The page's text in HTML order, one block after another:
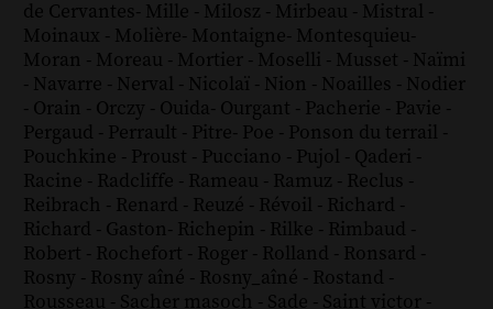
de Cervantes- Mille - Milosz - Mirbeau - Mistral -
Moinaux - Molière- Montaigne- Montesquieu-
Moran - Moreau - Mortier - Moselli - Musset - Naïmi
- Navarre - Nerval - Nicolaï - Nion - Noailles - Nodier
- Orain - Orczy - Ouida- Ourgant - Pacherie - Pavie -
Pergaud - Perrault - Pitre- Poe - Ponson du terrail -
Pouchkine - Proust - Pucciano - Pujol - Qaderi -
Racine - Radcliffe - Rameau - Ramuz - Reclus -
Reibrach - Renard - Reuzé - Révoil - Richard -
Richard - Gaston- Richepin - Rilke - Rimbaud -
Robert - Rochefort - Roger - Rolland - Ronsard -
Rosny - Rosny aîné - Rosny_aîné - Rostand -
Rousseau - Sacher masoch - Sade - Saint victor -